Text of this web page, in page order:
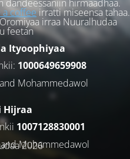
dandeessaniin hirmaadhaa.
a coffeeirratti miseensa tahaa.
irraa Nuuralhudaa
feetan
Ityoophiyaa
1000649659908
Mohammedawol
Hijraa
1007128830001
Muhammedawol
2026